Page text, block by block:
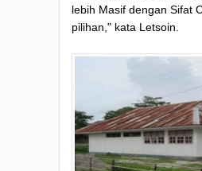
lebih Masif dengan Sifat
pilihan," kata Letsoin.